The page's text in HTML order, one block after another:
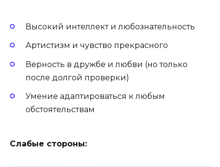
Высокий интеллект и любознательность
Артистизм и чувство прекрасного
Верность в дружбе и любви (но только
после долгой проверки)
Умение адаптироваться к любым
обстоятельствам
Слабые стороны: